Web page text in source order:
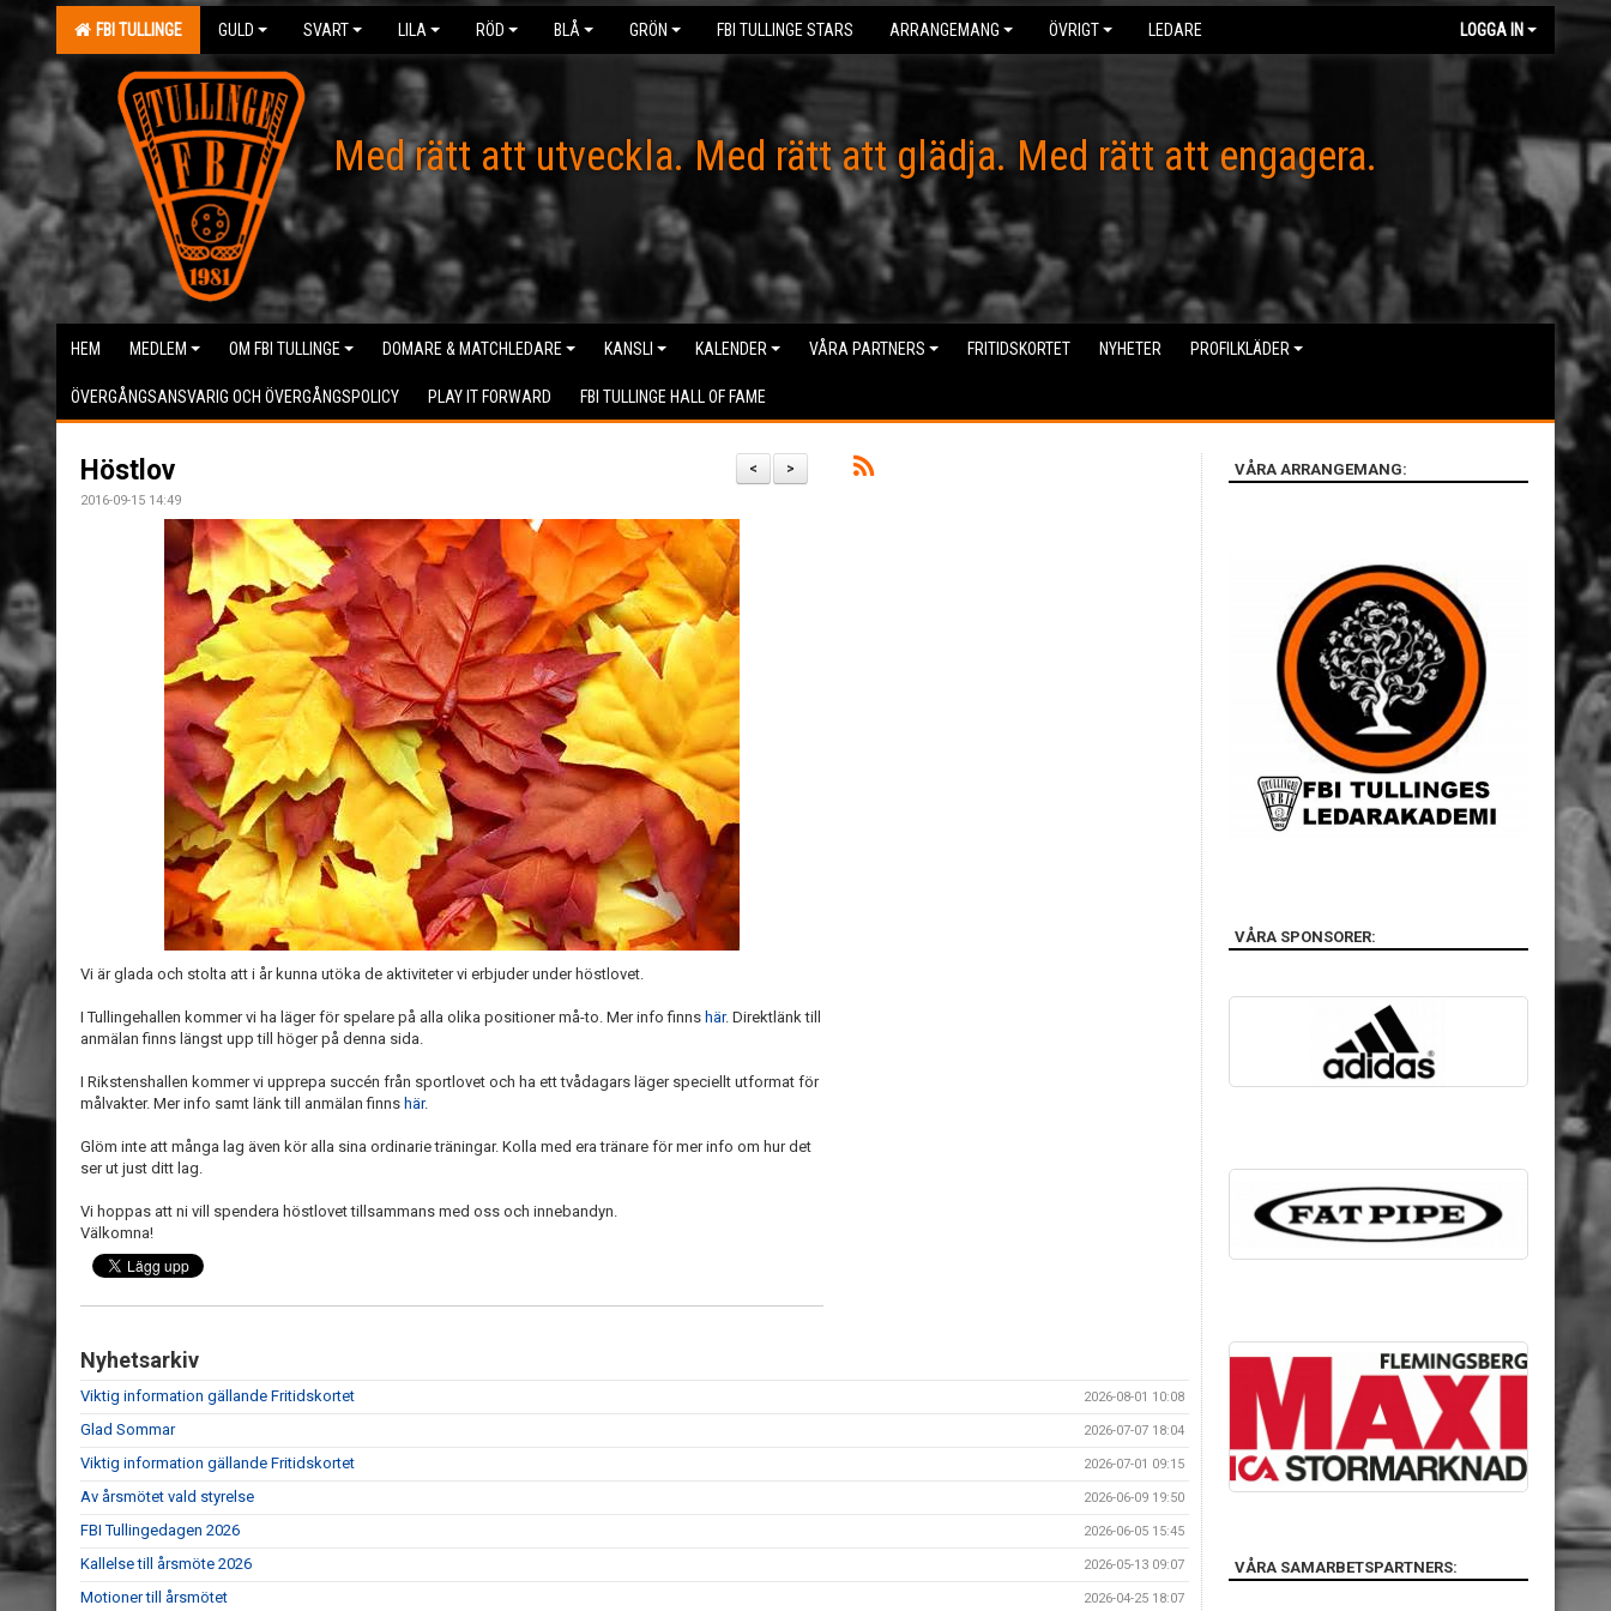
FBI TULLINGE GULD SVART LILA RÖD BLÅ GRÖN FBI TULLINGE STARS ARRANGEMANG ÖVRIGT LEDARE LOGGA IN
Med rätt att utveckla. Med rätt att glädja. Med rätt att engagera.
HEM MEDLEM OM FBI TULLINGE DOMARE & MATCHLEDARE KANSLI KALENDER VÅRA PARTNERS FRITIDSKORTET NYHETER PROFILKLÄDER
ÖVERGÅNGSANSVARIG OCH ÖVERGÅNGSPOLICY PLAY IT FORWARD FBI TULLINGE HALL OF FAME
>
<
Höstlov
2016-09-15 14:49
Vi är glada och stolta att i år kunna utöka de aktiviteter vi erbjuder under höstlovet.
I Tullingehallen kommer vi ha läger för spelare på alla olika positioner må-to. Mer info finns här. Direktlänk till
anmälan finns längst upp till höger på denna sida.
I Rikstenshallen kommer vi upprepa succén från sportlovet och ha ett tvådagars läger speciellt utformat för
målvakter. Mer info samt länk till anmälan finns här.
Glöm inte att många lag även kör alla sina ordinarie träningar. Kolla med era tränare för mer info om hur det
ser ut just ditt lag.
Vi hoppas att ni vill spendera höstlovet tillsammans med oss och innebandyn.
Välkomna!
Nyhetsarkiv
Viktig information gällande Fritidskortet 2026-08-01 10:08
Glad Sommar 2026-07-07 18:04
Viktig information gällande Fritidskortet 2026-07-01 09:15
Av årsmötet vald styrelse 2026-06-09 19:50
FBI Tullingedagen 2026 2026-06-05 15:45
Kallelse till årsmöte 2026 2026-05-13 09:07
Motioner till årsmötet 2026-04-25 18:07
VÅRA ARRANGEMANG:
VÅRA SPONSORER:
VÅRA SAMARBETSPARTNERS: